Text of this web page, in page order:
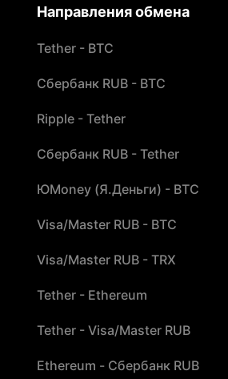
Направления обмена
Tether - BTC
Сбербанк RUB - BTC
Ripple - Tether
Сбербанк RUB - Tether
ЮMoney (Я.Деньги) - BTC
Visa/Master RUB - BTC
Visa/Master RUB - TRX
Tether - Ethereum
Tether - Visa/Master RUB
Ethereum - Сбербанк RUB